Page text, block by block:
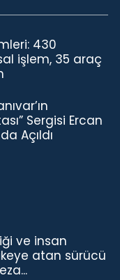
430
işlem, 35 araç
Sergisi Ercan
Açıldı
ve insan
atan sürücü